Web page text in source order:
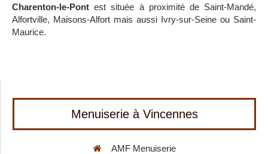
Charenton-le-Pont est située à proximité de Saint-Mandé,
Alfortville, Maisons-Alfort mais aussi Ivry-sur-Seine ou Saint-
Maurice.
Menuiserie à Vincennes
AMF Menuiserie